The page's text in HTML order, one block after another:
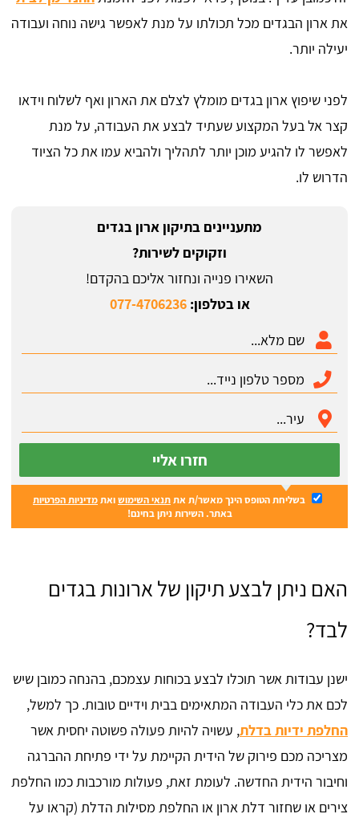
את ארון הבגדים מכל תכולתו על מנת לאפשר גישה נוחה ועבודה
יעילה יותר.
לפני שיפוץ ארון בגדים מומלץ לצלם את הארון ואף לשלוח וידאו
קצר אל בעל המקצוע שעתיד לבצע את העבודה, על מנת
לאפשר לו להגיע מוכן יותר לתהליך ולהביא עמו את כל הציוד
הדרוש לו.
מתעניינים בתיקון ארון בגדים
וזקוקים לשירות?
השאירו פנייה ונחזור אליכם בהקדם!
או בטלפון:077-4706236
חזרו אליי
בשליחת הטופס הינך מאשר/ת אתתנאי השימושואתמדיניות הפרטיות
באתר. השירות ניתן בחינם!
האם ניתן לבצע תיקון של ארונות בגדים
לבד?
ישנן עבודות אשר תוכלו לבצע בכוחות עצמכם, בהנחה כמובן שיש
לכם את כלי העבודה המתאימים בבית וידיים טובות. כך למשל,
החלפת ידיות בדלת, עשויה להיות פעולה פשוטה יחסית אשר
מצריכה מכם פירוק של הידית הקיימת על ידי פתיחת ההברגה
וחיבור הידית החדשה. לעומת זאת, פעולות מורכבות כמו החלפת
צירים או שחזור דלת ארון או החלפת מסילות הדלת (קראו על